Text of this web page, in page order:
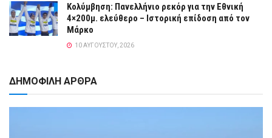
Κολύμβηση: Πανελλήνιο ρεκόρ για την Εθνική
4×200μ. ελεύθερο – Ιστορική επίδοση από τον
Μάρκο
10 ΑΥΓΟΎΣΤΟΥ, 2026
ΔΗΜΟΦΙΛΗ ΑΡΘΡΑ